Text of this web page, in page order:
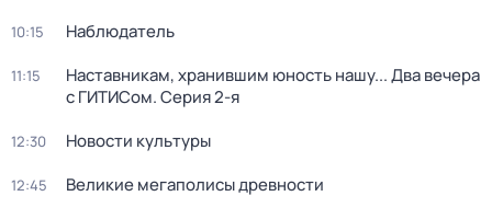
10:15 Наблюдатель
11:15
Наставникам, хранившим юность нашу... Два вечера
с ГИТИСом. Серия 2-я
12:30 Новости культуры
12:45 Великие мегаполисы древности